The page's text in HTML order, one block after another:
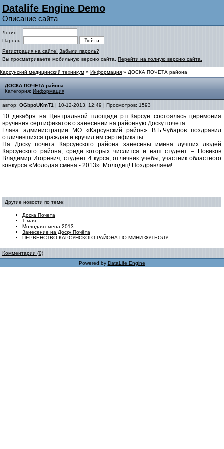
Datalife Engine Demo
Описание сайта
Логин:
Пароль:
Регистрация на сайте! Забыли пароль?
Вы просматриваете мобильную версию сайта. Перейти на полную версию сайта.
Карсунский медицинский техникум » Информация » ДОСКА ПОЧЕТА района
ДОСКА ПОЧЕТА района
Категория: Информация
автор: OGbpoUKmT1 | 10-12-2013, 12:49 | Просмотров: 1593
10 декабря на Центральной площади р.п.Карсун состоялась церемония
вручения сертификатов о занесении на районную Доску почета.
Глава администрации МО «Карсунский район» В.Б.Чубаров поздравил
отличившихся граждан и вручил им сертификаты.
На Доску почета Карсунского района занесены имена лучших людей
Карсунского района, среди которых числится и наш студент – Новиков
Владимир Игоревич, студент 4 курса, отличник учебы, участник областного
конкурса «Молодая смена - 2013». Молодец! Поздравляем!
Другие новости по теме:
Доска Почета
1 мая
Молодая смена-2013
Занесение на Доску Почёта
ПЕРВЕНСТВО КАРСУНСКОГО РАЙОНА ПО МИНИ-ФУТБОЛУ
Комментарии (0)
Powered by DataLife Engine